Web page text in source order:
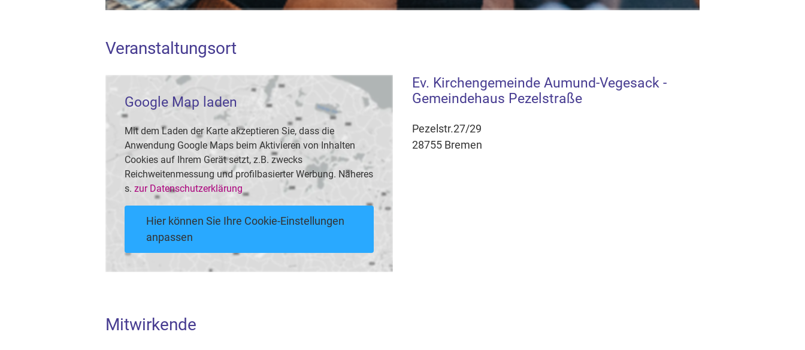
Veranstaltungsort
Google Map laden
Mit dem Laden der Karte akzeptieren Sie, dass die
Anwendung Google Maps beim Aktivieren von Inhalten
Cookies auf Ihrem Gerät setzt, z.B. zwecks
Reichweitenmessung und profilbasierter Werbung. Näheres
s. zur Datenschutzerklärung
Hier können Sie Ihre Cookie-Einstellungen
anpassen
Ev. Kirchengemeinde Aumund-Vegesack -
Gemeindehaus Pezelstraße
Pezelstr.27/29
28755 Bremen
Mitwirkende